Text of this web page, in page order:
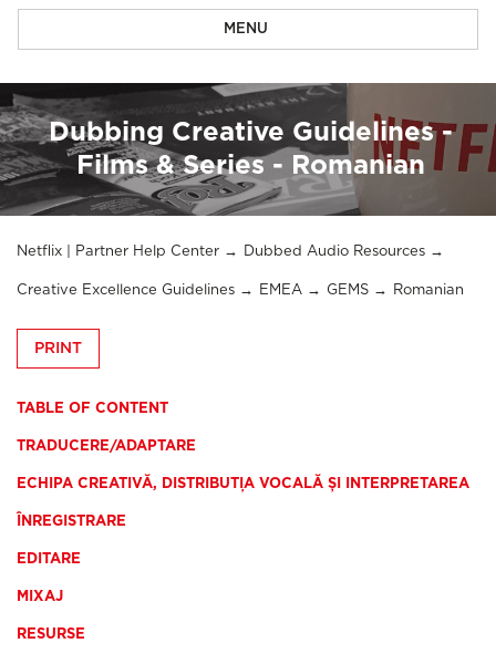
MENU
Dubbing Creative Guidelines -
Films & Series - Romanian
Netflix | Partner Help Center Dubbed Audio Resources
Creative Excellence Guidelines EMEA GEMS Romanian
PRINT
TABLE OF CONTENT
TRADUCERE/ADAPTARE
ECHIPA CREATIVĂ, DISTRIBUȚIA VOCALĂ ȘI INTERPRETAREA
ÎNREGISTRARE
EDITARE
MIXAJ
RESURSE